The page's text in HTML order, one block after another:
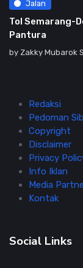
Jalan
Tol Semarang-
Pantura
by Zakky Mubarok
Redaksi
Pedoman
Copyright
Disclaimer
Privacy
Info Iklan
Media
Kontak
Social Links